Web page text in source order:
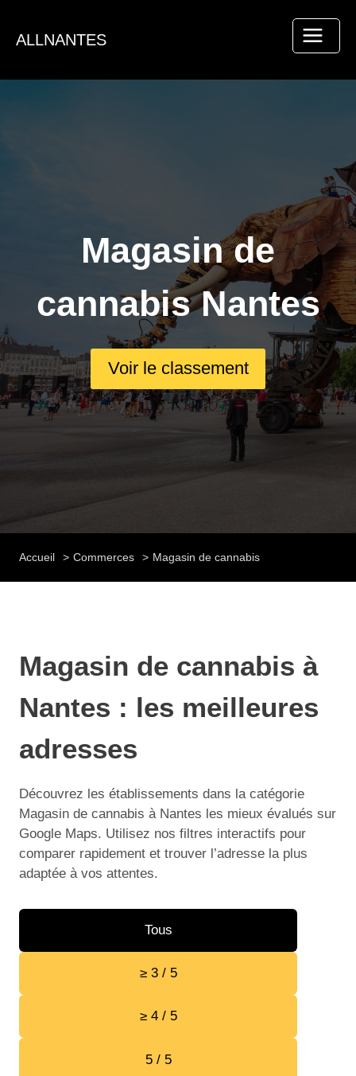
contenu
ALLNANTES
Magasin de
cannabis Nantes
Voir le classement
Accueil Commerces Magasin de cannabis
Magasin de cannabis à
Nantes : les meilleures
adresses
Découvrez les établissements dans la catégorie
Magasin de cannabis à Nantes les mieux évalués sur
Google Maps. Utilisez nos filtres interactifs pour
comparer rapidement et trouver l’adresse la plus
adaptée à vos attentes.
Tous
≥ 3 / 5
≥ 4 / 5
5 / 5